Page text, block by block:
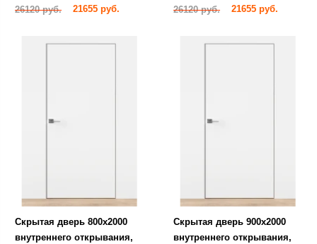
26120 руб. 21655 руб. 26120 руб. 21655 руб.
Скрытая дверь 800х2000
внутреннего открывания,
Скрытая дверь 900х2000
внутреннего открывания,